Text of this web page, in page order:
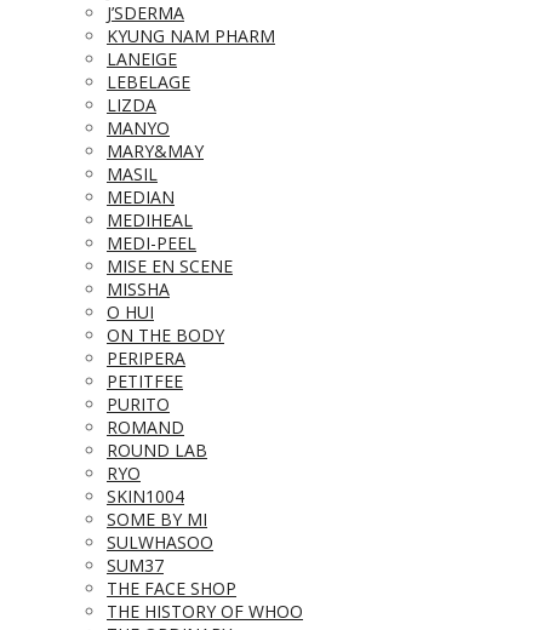
J’SDERMA
KYUNG NAM PHARM
LANEIGE
LEBELAGE
LIZDA
MANYO
MARY&MAY
MASIL
MEDIAN
MEDIHEAL
MEDI-PEEL
MISE EN SCENE
MISSHA
O HUI
ON THE BODY
PERIPERA
PETITFEE
PURITO
ROMAND
ROUND LAB
RYO
SKIN1004
SOME BY MI
SULWHASOO
SUM37
THE FACE SHOP
THE HISTORY OF WHOO